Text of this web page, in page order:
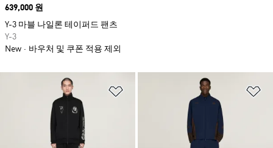
Price
639,000 원
Y-3 마블 나일론 테이퍼드 팬츠
Y-3
New
바우처 및 쿠폰 적용 제외